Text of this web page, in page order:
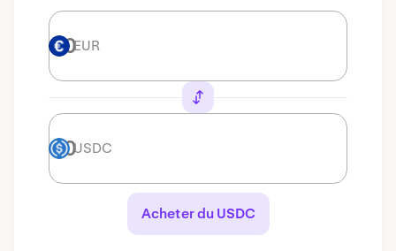
EUR EUR
USDC USDC
Acheter du USDC